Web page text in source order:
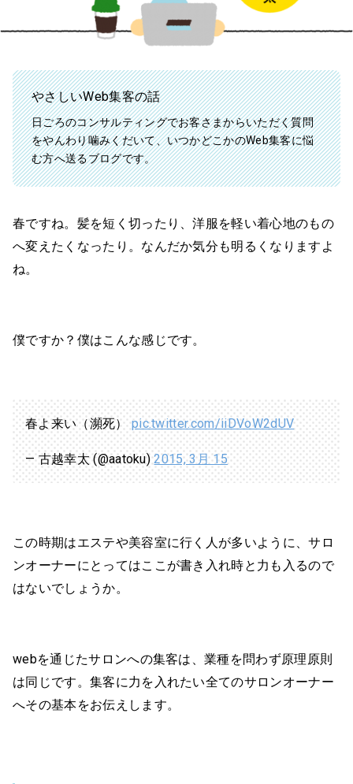
やさしいWeb集客の話
日ごろのコンサルティングでお客さまからいただく質問
をやんわり噛みくだいて、いつかどこかのWeb集客に悩
む方へ送るブログです。
春ですね。髪を短く切ったり、洋服を軽い着心地のもの
へ変えたくなったり。なんだか気分も明るくなりますよ
ね。
僕ですか？僕はこんな感じです。
春よ来い（瀕死）pic.twitter.com/iiDVoW2dUV
— 古越幸太 (@aatoku)2015, 3月 15
この時期はエステや美容室に行く人が多いように、サロ
ンオーナーにとってはここが書き入れ時と力も入るので
はないでしょうか。
webを通じたサロンへの集客は、業種を問わず原理原則
は同じです。集客に力を入れたい全てのサロンオーナー
へその基本をお伝えします。